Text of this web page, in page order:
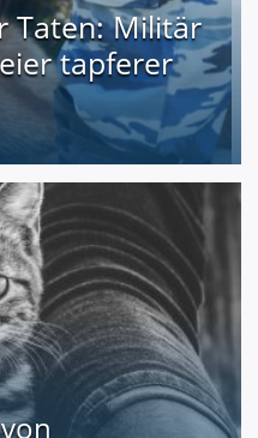
Taten: Militär
tapferer